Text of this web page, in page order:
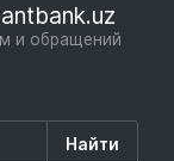
и обращений
Найти